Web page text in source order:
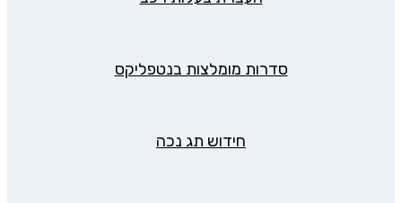
סדרות מומלצות בנטפליקס
חידוש תג נכה